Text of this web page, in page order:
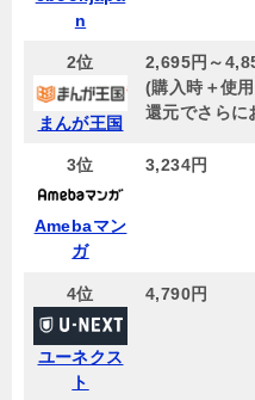
n
2位
まんが王国
2,695円～
(購入時＋使
還元でさらに
3位
Amebaマン
ガ
3,234円
4位
ユーネクス
ト
4,790円